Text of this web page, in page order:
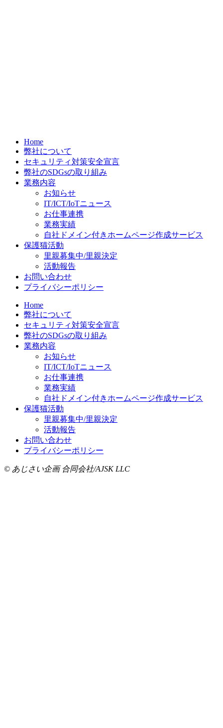
Home
弊社について
セキュリティ対策安全宣言
弊社のSDGsの取り組み
業務内容
お知らせ
IT/ICT/IoTニュース
お仕事連携
業務実績
自社ドメイン付きホームページ作成サービス
保護猫活動
里親募集中/里親決定
活動報告
お問い合わせ
プライバシーポリシー
Home
弊社について
セキュリティ対策安全宣言
弊社のSDGsの取り組み
業務内容
お知らせ
IT/ICT/IoTニュース
お仕事連携
業務実績
自社ドメイン付きホームページ作成サービス
保護猫活動
里親募集中/里親決定
活動報告
お問い合わせ
プライバシーポリシー
© あじさい企画 合同会社/AJSK LLC